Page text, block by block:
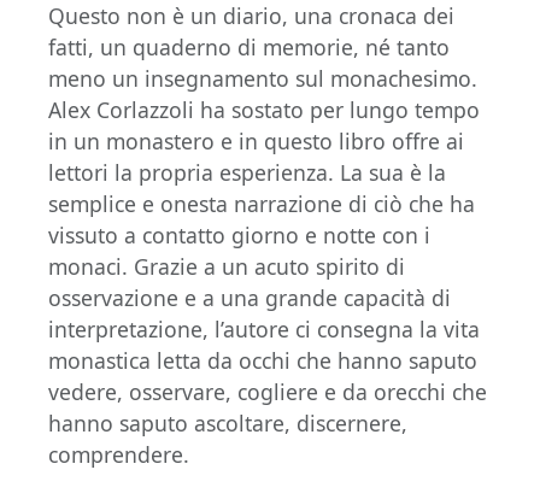
Questo non è un diario, una cronaca dei
fatti, un quaderno di memorie, né tanto
meno un insegnamento sul monachesimo.
Alex Corlazzoli ha sostato per lungo tempo
in un monastero e in questo libro offre ai
lettori la propria esperienza. La sua è la
semplice e onesta narrazione di ciò che ha
vissuto a contatto giorno e notte con i
monaci. Grazie a un acuto spirito di
osservazione e a una grande capacità di
interpretazione, l’autore ci consegna la vita
monastica letta da occhi che hanno saputo
vedere, osservare, cogliere e da orecchi che
han­no saputo ascoltare, discernere,
comprendere.